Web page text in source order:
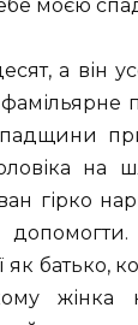
моєю
а він
на
гірко
як батько,
жінка